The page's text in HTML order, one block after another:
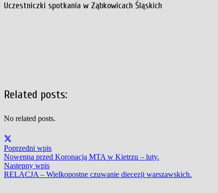
Uczestniczki spotkania w Ząbkowicach Śląskich
Related posts:
No related posts.
Poprzedni wpis
Nowenna przed Koronacją MTA w Kietrzu – luty.
Następny wpis
RELACJA – Wielkopostne czuwanie diecezji warszawskich.